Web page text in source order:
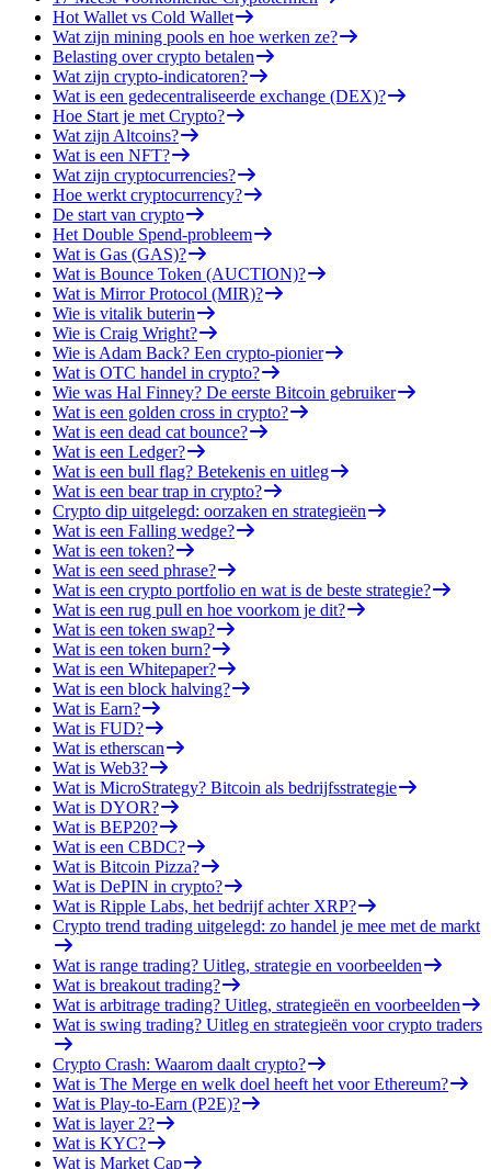
Hot Wallet vs Cold Wallet
Wat zijn mining pools en hoe werken ze?
Belasting over crypto betalen
Wat zijn crypto-indicatoren?
Wat is een gedecentraliseerde exchange (DEX)?
Hoe Start je met Crypto?
Wat zijn Altcoins?
Wat is een NFT?
Wat zijn cryptocurrencies?
Hoe werkt cryptocurrency?
De start van crypto
Het Double Spend-probleem
Wat is Gas (GAS)?
Wat is Bounce Token (AUCTION)?
Wat is Mirror Protocol (MIR)?
Wie is vitalik buterin
Wie is Craig Wright?
Wie is Adam Back? Een crypto-pionier
Wat is OTC handel in crypto?
Wie was Hal Finney? De eerste Bitcoin gebruiker
Wat is een golden cross in crypto?
Wat is een dead cat bounce?
Wat is een Ledger?
Wat is een bull flag? Betekenis en uitleg
Wat is een bear trap in crypto?
Crypto dip uitgelegd: oorzaken en strategieën
Wat is een Falling wedge?
Wat is een token?
Wat is een seed phrase?
Wat is een crypto portfolio en wat is de beste strategie?
Wat is een rug pull en hoe voorkom je dit?
Wat is een token swap?
Wat is een token burn?
Wat is een Whitepaper?
Wat is een block halving?
Wat is Earn?
Wat is FUD?
Wat is etherscan
Wat is Web3?
Wat is MicroStrategy? Bitcoin als bedrijfsstrategie
Wat is DYOR?
Wat is BEP20?
Wat is een CBDC?
Wat is Bitcoin Pizza?
Wat is DePIN in crypto?
Wat is Ripple Labs, het bedrijf achter XRP?
Crypto trend trading uitgelegd: zo handel je mee met de markt
Wat is range trading? Uitleg, strategie en voorbeelden
Wat is breakout trading?
Wat is arbitrage trading? Uitleg, strategieën en voorbeelden
Wat is swing trading? Uitleg en strategieën voor crypto traders
Crypto Crash: Waarom daalt crypto?
Wat is The Merge en welk doel heeft het voor Ethereum?
Wat is Play-to-Earn (P2E)?
Wat is layer 2?
Wat is KYC?
Wat is Market Cap